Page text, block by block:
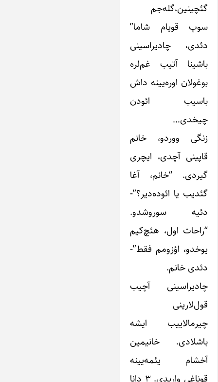
گئچینین،‌گله‌جم
سوپ قویام شاما”
دئدی، چادیراسینی
باشینا آتیب غم‌لره
بوغولان اوره‌یینه داش
باسیب ائودن
چیخدی…
زنگی ووردو، خانم
قاپینی آچدی، ایچری
گیردی. “خانم، آغا
گئدیب یا ائوده‌دیر؟”-
دئیه سوروشدو.
“راحات اول، هئچ‌کیم
یوخدو، اؤزومم فقط”-
دئدی خانم.
چادیراسینی آچیب
قول‌لارینی
چیرمالاییب ایشه
باشلادی. خانیمین
آخشام یئمه‌یینه
قوناغی واریدی. ۳ دانا